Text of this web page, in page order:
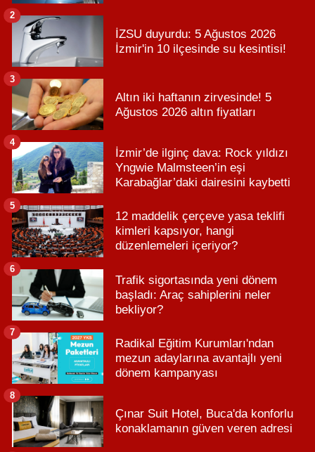
İZSU duyurdu: 5 Ağustos 2026
İzmir'in 10 ilçesinde su kesintisi!
2
Altın iki haftanın zirvesinde! 5
Ağustos 2026 altın fiyatları
3
İzmir’de ilginç dava: Rock yıldızı
Yngwie Malmsteen’in eşi
Karabağlar’daki dairesini kaybetti
4
12 maddelik çerçeve yasa teklifi
kimleri kapsıyor, hangi
düzenlemeleri içeriyor?
5
Trafik sigortasında yeni dönem
başladı: Araç sahiplerini neler
bekliyor?
6
Radikal Eğitim Kurumları'ndan
mezun adaylarına avantajlı yeni
dönem kampanyası
7
Çınar Suit Hotel, Buca'da konforlu
konaklamanın güven veren adresi
8